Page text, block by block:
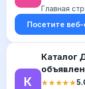
Главная
Посетите веб-
К
Каталог
★★★★★
★★★★★